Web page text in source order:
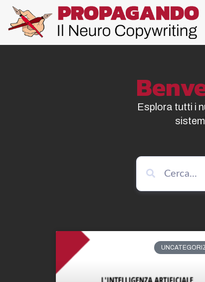
Esplora tutti i